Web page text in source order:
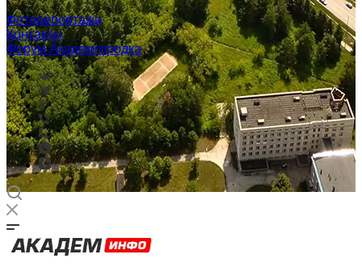
Фоторепортажи
Контакты
Форум Академгородка